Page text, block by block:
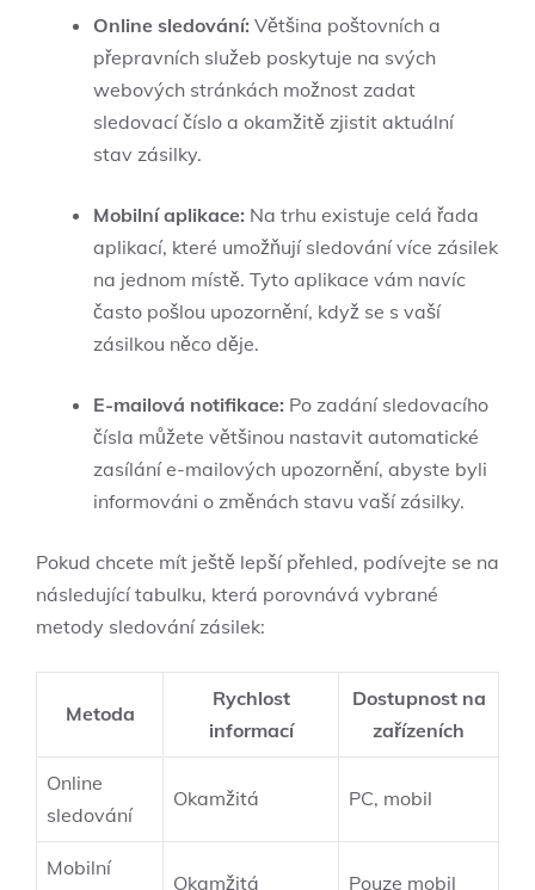
Online ‌sledování: Většina poštovních a
přepravních služeb⁢ poskytuje⁤ na ⁢svých
webových stránkách možnost zadat
‍sledovací‌ číslo a ⁢okamžitě zjistit ​aktuální
stav zásilky.
Mobilní aplikace: Na‌ trhu existuje celá řada
⁣aplikací, které umožňují sledování více ‌zásilek
na jednom místě. Tyto aplikace vám navíc
často pošlou upozornění, když se s vaší
zásilkou něco děje.
E-mailová notifikace: Po zadání sledovacího
čísla můžete ⁢většinou ⁤nastavit automatické⁢
zasílání e-mailových ⁣upozornění,‍ abyste ⁣byli
informováni o změnách stavu vaší zásilky.
Pokud chcete mít ⁢ještě lepší přehled, podívejte⁢ se ​na‌
následující tabulku, která‍ porovnává ‍vybrané‌
metody sledování zásilek:
Metoda
Rychlost⁣
informací
Dostupnost ⁤na
zařízeních
Online
sledování
Okamžitá PC, mobil
Mobilní
Okamžitá Pouze mobil